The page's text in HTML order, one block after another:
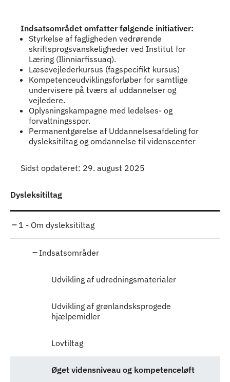
Indsatsområdet omfatter følgende initiativer:
Styrkelse af fagligheden vedrørende
skriftsprogsvanskeligheder ved Institut for
Læring (Ilinniarfissuaq).
Læsevejlederkursus (fagspecifikt kursus)
Kompetenceudviklingsforløber for samtlige
undervisere på tværs af uddannelser og
vejledere.
Oplysningskampagne med ledelses- og
forvaltningsspor.
Permanentgørelse af Uddannelsesafdeling for
dysleksitiltag og omdannelse til videnscenter
Sidst opdateret: 29. august 2025
Dysleksitiltag
1 - Om dysleksitiltag
Indsatsområder
Udvikling af udredningsmaterialer
Udvikling af grønlandsksprogede
hjælpemidler
Lovtiltag
Øget vidensniveau og kompetenceløft